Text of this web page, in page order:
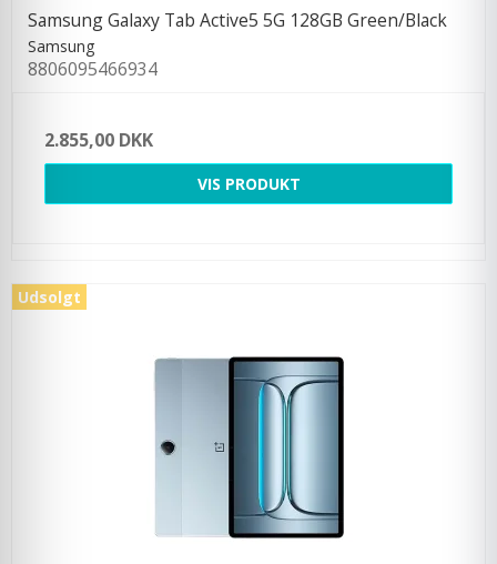
Samsung Galaxy Tab Active5 5G 128GB Green/Black
Samsung
8806095466934
2.855,00 DKK
VIS PRODUKT
Udsolgt